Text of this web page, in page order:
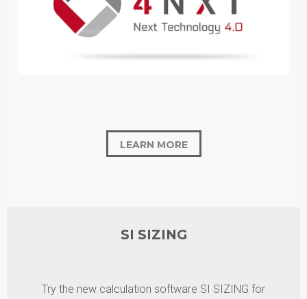
LEARN MORE
SI SIZING
Try the new calculation software SI SIZING for